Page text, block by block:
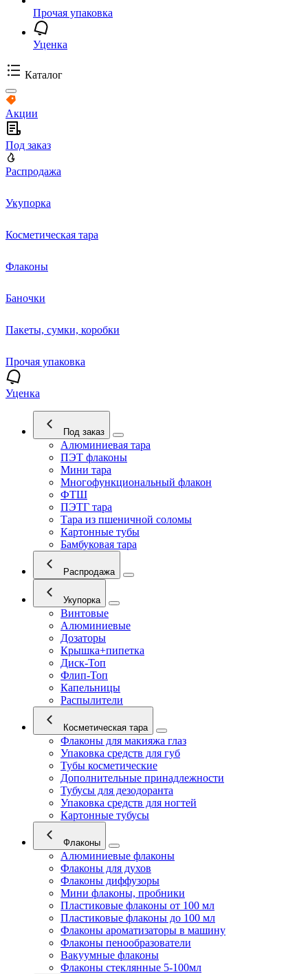
Прочая упаковка
Уценка
Каталог
Акции
Под заказ
Распродажа
Укупорка
Косметическая тара
Флаконы
Баночки
Пакеты, сумки, коробки
Прочая упаковка
Уценка
Под заказ
Алюминиевая тара
ПЭТ флаконы
Мини тара
Многофункциональный флакон
ФТШ
ПЭТГ тара
Тара из пшеничной соломы
Картонные тубы
Бамбуковая тара
Распродажа
Укупорка
Винтовые
Алюминиевые
Дозаторы
Крышка+пипетка
Диск-Топ
Флип-Топ
Капельницы
Распылители
Косметическая тара
Флаконы для макияжа глаз
Упаковка средств для губ
Тубы косметические
Дополнительные принадлежности
Тубусы для дезодоранта
Упаковка средств для ногтей
Картонные тубусы
Флаконы
Алюминиевые флаконы
Флаконы для духов
Флаконы диффузоры
Мини флаконы, пробники
Пластиковые флаконы от 100 мл
Пластиковые флаконы до 100 мл
Флаконы ароматизаторы в машину
Флаконы пенообразователи
Вакуумные флаконы
Флаконы стеклянные 5-100мл